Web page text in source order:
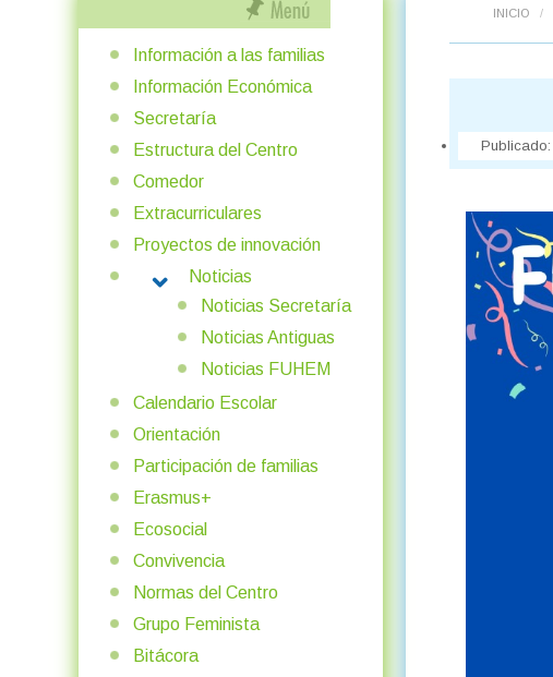
INICIO /
Publicado:
Información a las familias
Información Económica
Secretaría
Estructura del Centro
Comedor
Extracurriculares
Proyectos de innovación
Noticias
MORE ABOUT: NOTICIAS
Noticias Secretaría
Noticias Antiguas
Noticias FUHEM
Calendario Escolar
Orientación
Participación de familias
Erasmus+
Ecosocial
Convivencia
Normas del Centro
Grupo Feminista
Bitácora